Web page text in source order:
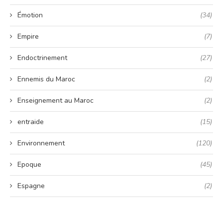
Émotion (34)
Empire (7)
Endoctrinement (27)
Ennemis du Maroc (2)
Enseignement au Maroc (2)
entraide (15)
Environnement (120)
Epoque (45)
Espagne (2)